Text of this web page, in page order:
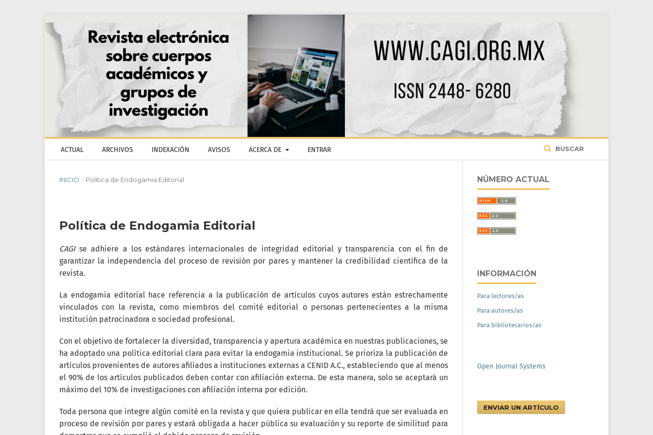
ACTUAL ARCHIVOS INDEXACIÓN AVISOS ACERCA DE ENTRAR BUSCAR
INICIO / Política de Endogamia Editorial
Política de Endogamia Editorial
CAGIse adhiere a los estándares internacionales de integridad editorial y transparencia con el fin de
garantizar la independencia del proceso de revisión por pares y mantener la credibilidad científica de la
revista.
La endogamia editorial hace referencia a la publicación de artículos cuyos autores están estrechamente
vinculados con la revista, como miembros del comité editorial o personas pertenecientes a la misma
institución patrocinadora o sociedad profesional.
Con el objetivo de fortalecer la diversidad, transparencia y apertura académica en nuestras publicaciones, se
ha adoptado una política editorial clara para evitar la endogamia institucional. Se prioriza la publicación de
artículos provenientes de autores afiliados a instituciones externas a CENID A.C., estableciendo que al menos
el 90% de los artículos publicados deben contar con afiliación externa. De esta manera, solo se aceptará un
máximo del 10% de investigaciones con afiliación interna por edición.
Toda persona que integre algún comité en la revista y que quiera publicar en ella tendrá que ser evaluada en
proceso de revisión por pares y estará obligada a hacer pública su evaluación y su reporte de similitud para
NÚMERO ACTUAL
INFORMACIÓN
Para lectores/as
Para autores/as
Para bibliotecarios/as
Open Journal Systems
ENVIAR UN ARTÍCULO